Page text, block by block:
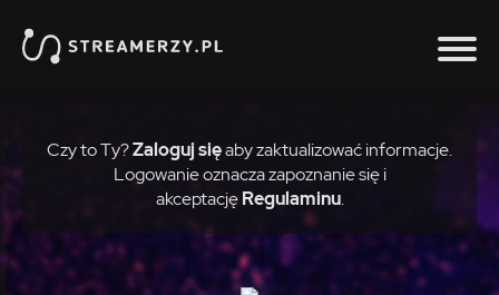
Czy to Ty?Zaloguj sięaby zaktualizować informacje.
Logowanie oznacza zapoznanie się i
akceptację Regulaminu.